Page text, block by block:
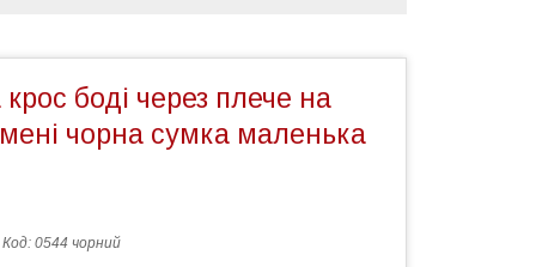
боді через плече на
чорна сумка маленька
Код: 0544 чорний